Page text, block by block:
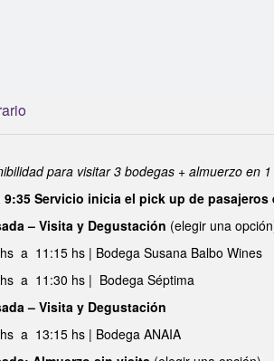
para visitar 3 bodegas + almuerzo en
9:35 Servicio inicia el pick up de
– Visita y Degustación (elegir una
a 11:15 hs | Bodega Susana Balbo Wines
a 11:30 hs | Bodega Séptima
– Visita y Degustación
a 13:15 hs | Bodega ANAIA